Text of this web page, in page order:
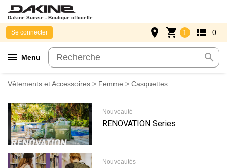
Dakine Suisse - Boutique officielle
menu Menu search
Se connecter place shopping_cart 1 view_list 0
Vêtements et Accessoires > Femme > Casquettes
Nouveauté
RENOVATION Series
Nouveautés